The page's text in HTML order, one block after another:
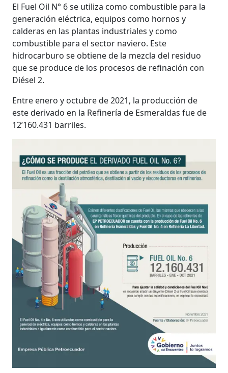
El Fuel Oil N° 6 se utiliza como combustible para la
generación eléctrica, equipos como hornos y
calderas en las plantas industriales y como
combustible para el sector naviero. Este
hidrocarburo se obtiene de la mezcla del residuo
que se produce de los procesos de refinación con
Diésel 2.
Entre enero y octubre de 2021, la producción de
este derivado en la Refinería de Esmeraldas fue de
12’160.431 barriles.